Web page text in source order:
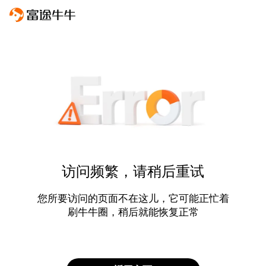
访问频繁，请稍后重试
您所要访问的页面不在这儿，它可能正忙着
刷牛牛圈，稍后就能恢复正常